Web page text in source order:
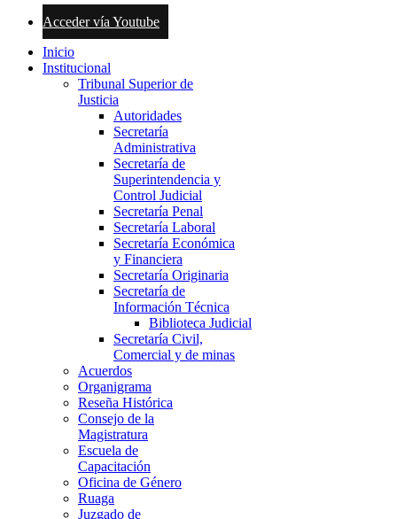
Acceder vía Youtube
Inicio
Institucional
Tribunal Superior de
Justicia
Autoridades
Secretaría
Administrativa
Secretaría de
Superintendencia y
Control Judicial
Secretaría Penal
Secretaría Laboral
Secretaría Económica
y Financiera
Secretaría Originaria
Secretaría de
Información Técnica
Biblioteca Judicial
Secretaría Civil,
Comercial y de minas
Acuerdos
Organigrama
Reseña Histórica
Consejo de la
Magistratura
Escuela de
Capacitación
Oficina de Género
Ruaga
Juzgado de